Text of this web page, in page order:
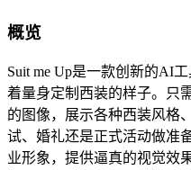
概览
Suit me Up是一款创新的AI
着量身定制西装的样子。只
的图像，展示各种西装风格
试、婚礼还是正式活动做准
业形象，提供逼真的视觉效